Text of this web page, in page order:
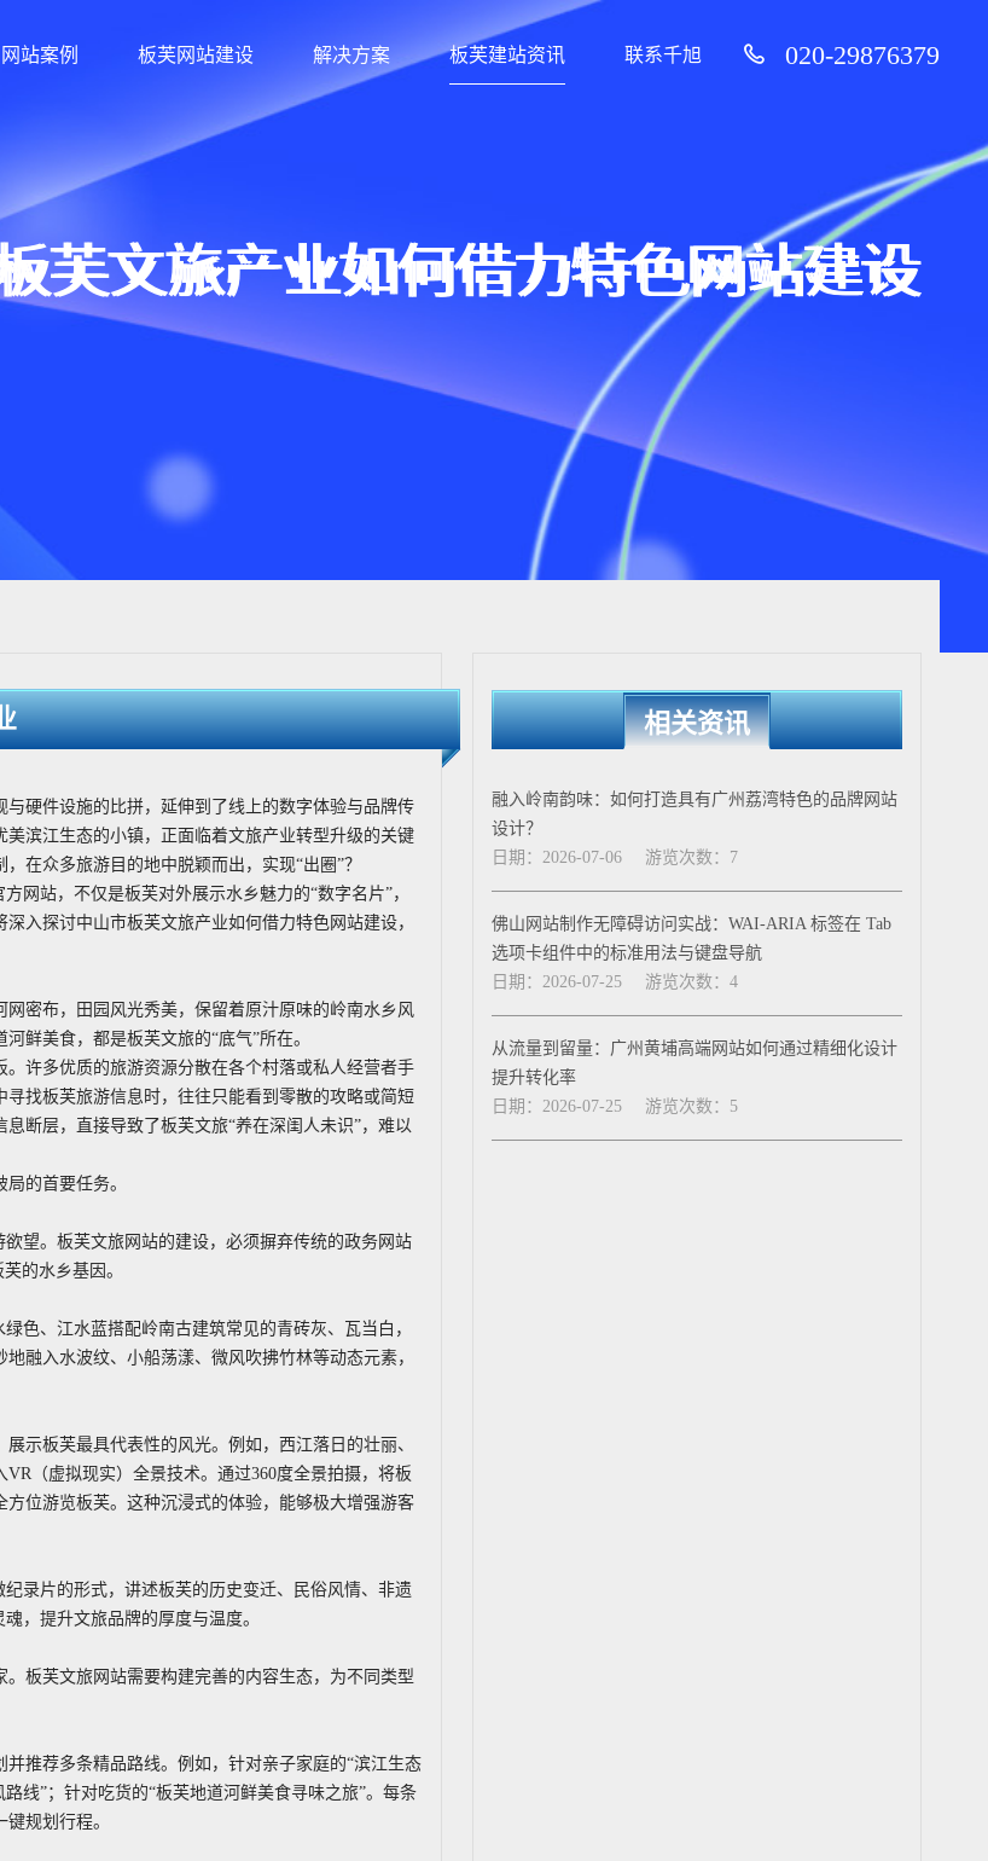
网站案例 板芙网站建设 解决方案 板芙建站资讯 联系千旭 020-29876379
芙文旅产业如何借力特色网站建设
硬件设施的比拼，延伸到了线上的数字体验与品牌传
滨江生态的小镇，正面临着文旅产业转型升级的关键
在众多旅游目的地中脱颖而出，实现“出圈”？
网站，不仅是板芙对外展示水乡魅力的“数字名片”，
入探讨中山市板芙文旅产业如何借力特色网站建设，
密布，田园风光秀美，保留着原汁原味的岭南水乡风
鲜美食，都是板芙文旅的“底气”所在。
许多优质的旅游资源分散在各个村落或私人经营者手
找板芙旅游信息时，往往只能看到零散的攻略或简短
断层，直接导致了板芙文旅“养在深闺人未识”，难以
的首要任务。
望。板芙文旅网站的建设，必须摒弃传统的政务网站
的水乡基因。
色、江水蓝搭配岭南古建筑常见的青砖灰、瓦当白，
融入水波纹、小船荡漾、微风吹拂竹林等动态元素，
示板芙最具代表性的风光。例如，西江落日的壮丽、
（虚拟现实）全景技术。通过360度全景拍摄，将板
位游览板芙。这种沉浸式的体验，能够极大增强游客
录片的形式，讲述板芙的历史变迁、民俗风情、非遗
，提升文旅品牌的厚度与温度。
板芙文旅网站需要构建完善的内容生态，为不同类型
推荐多条精品路线。例如，针对亲子家庭的“滨江生态
线”；针对吃货的“板芙地道河鲜美食寻味之旅”。每条
规划行程。
相关资讯
融入岭南韵味：如何打造具有广州荔湾特色的品牌网站
设计？
日期：2026-07-06
游览次数：7
佛山网站制作无障碍访问实战：WAI-ARIA 标签在 Tab
选项卡组件中的标准用法与键盘导航
日期：2026-07-25
游览次数：4
从流量到留量：广州黄埔高端网站如何通过精细化设计
提升转化率
日期：2026-07-25
游览次数：5